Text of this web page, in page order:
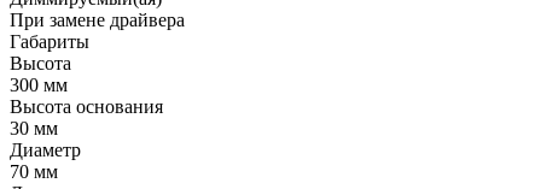
При замене драйвера
Габариты
Высота
300 мм
Высота основания
30 мм
Диаметр
70 мм